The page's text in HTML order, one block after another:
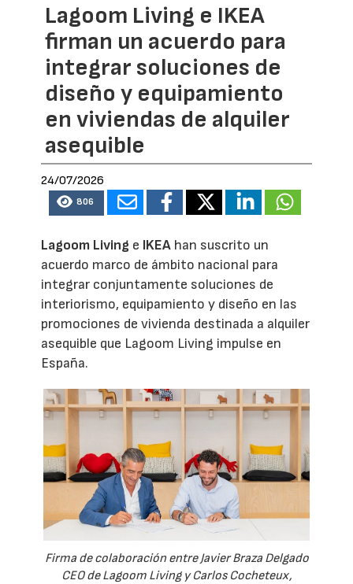
Lagoom Living e IKEA
firman un acuerdo para
integrar soluciones de
diseño y equipamiento
en viviendas de alquiler
asequible
24/07/2026
806
Lagoom Living e IKEA han suscrito un
acuerdo marco de ámbito nacional para
integrar conjuntamente soluciones de
interiorismo, equipamiento y diseño en las
promociones de vivienda destinada a alquiler
asequible que Lagoom Living impulse en
España.
Firma de colaboración entre Javier Braza Delgado
CEO de Lagoom Living y Carlos Cocheteux,